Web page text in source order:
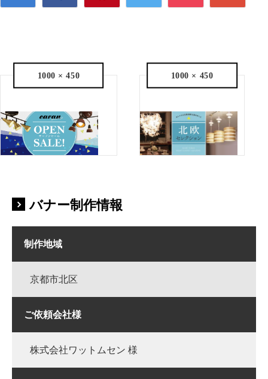
1000 × 450 1000 × 450
バナー制作情報
制作地域
京都市北区
ご依頼会社様
株式会社ワットムセン 様